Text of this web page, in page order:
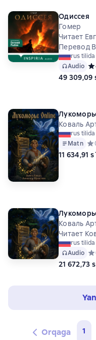
Одиссея
Гомер
Читает
Перевод
rus tilida
Audio
49 309,09
Коваль
rus tilida
Matn
11 634,91
Коваль
Читает
rus tilida
Audio
21 672,73
Orqaga 1